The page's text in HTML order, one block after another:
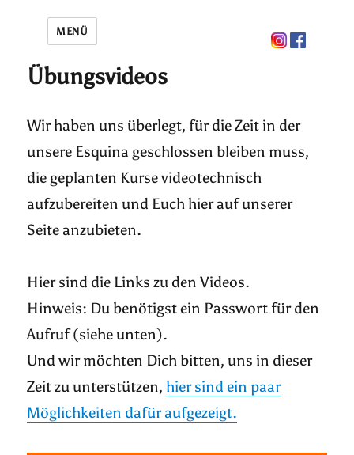
MENÜ
Übungsvideos
Wir haben uns überlegt, für die Zeit in der
unsere Esquina geschlossen bleiben muss,
die geplanten Kurse videotechnisch
aufzubereiten und Euch hier auf unserer
Seite anzubieten.
Hier sind die Links zu den Videos.
Hinweis: Du benötigst ein Passwort für den
Aufruf (siehe unten).
Und wir möchten Dich bitten, uns in dieser
Zeit zu unterstützen, hier sind ein paar
Möglichkeiten dafür aufgezeigt.